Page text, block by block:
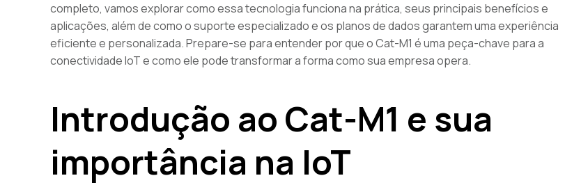
completo, vamos explorar como essa tecnologia funciona na prática, seus principais benefícios e
aplicações, além de como o suporte especializado e os planos de dados garantem uma experiência
eficiente e personalizada. Prepare-se para entender por que o Cat-M1 é uma peça-chave para a
conectividade IoT e como ele pode transformar a forma como sua empresa opera.
Introdução ao Cat-M1 e sua
importância na IoT